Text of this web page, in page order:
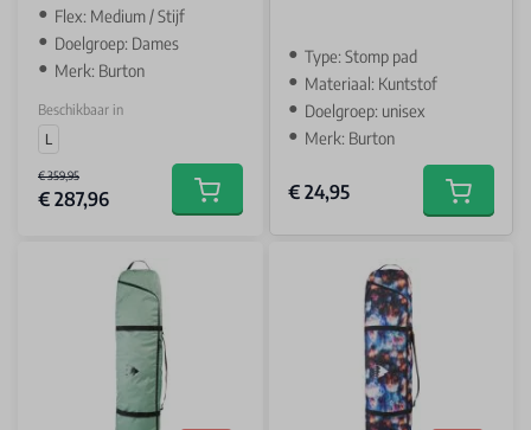
Flex: Medium / Stijf
Doelgroep: Dames
Merk: Burton
Beschikbaar in
L
€ 359,95
€ 287,96 Add to cart
Type: Stomp pad
Materiaal: Kuntstof
Doelgroep: unisex
Merk: Burton
€ 24,95 Add to